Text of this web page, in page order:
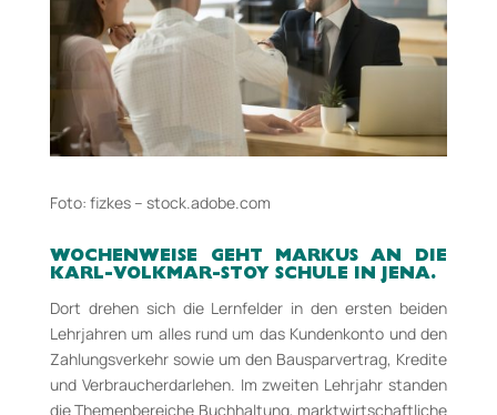
Foto: fizkes – stock.adobe.com
WOCHENWEISE GEHT MARKUS AN DIE
KARL-­­VOLKMAR­-STOY SCHULE IN JENA.
Dort drehen sich die Lernfelder in den ersten beiden
Lehrjahren um alles rund um das Kundenkonto und den
Zahlungsverkehr sowie um den Bausparvertrag, Kredite
und Verbraucherdarlehen. Im zweiten Lehrjahr standen
die Themenbereiche Buchhaltung, marktwirtschaftliche